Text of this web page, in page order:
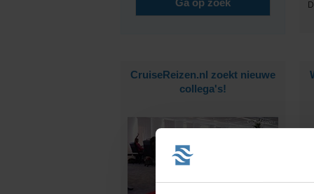
CruiseReizen.nl zoekt nieuwe
collega's!